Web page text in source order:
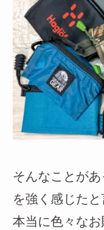
そんなことが
を強く感じた
本当に色々な